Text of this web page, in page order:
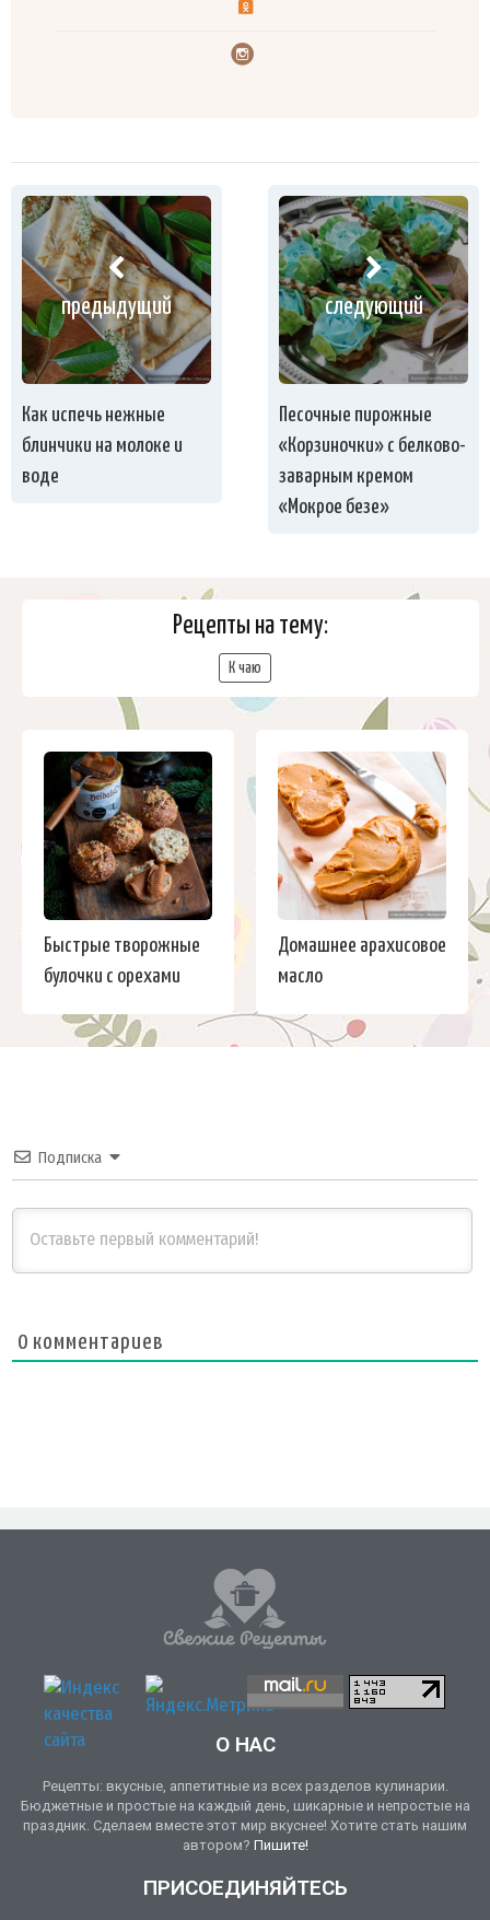
предыдущий
Как испечь нежные
блинчики на молоке и
воде
следующий
Песочные пирожные
«Корзиночки» с белково-
заварным кремом
«Мокрое безе»
Рецепты на тему:
К чаю
Быстрые творожные
булочки с орехами
Домашнее арахисовое
масло
Подписка
0 комментариев
О НАС
Рецепты: вкусные, аппетитные из всех разделов кулинарии.
Бюджетные и простые на каждый день, шикарные и непростые на
праздник. Сделаем вместе этот мир вкуснее! Хотите стать нашим
автором? Пишите!
ПРИСОЕДИНЯЙТЕСЬ